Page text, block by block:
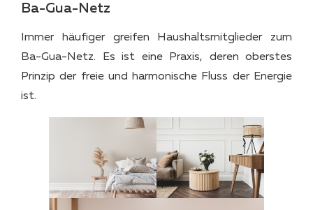
Ba-Gua-Netz
Immer häufiger greifen Haushaltsmitglieder zum
Ba-Gua-Netz. Es ist eine Praxis, deren oberstes
Prinzip der freie und harmonische Fluss der Energie
ist.